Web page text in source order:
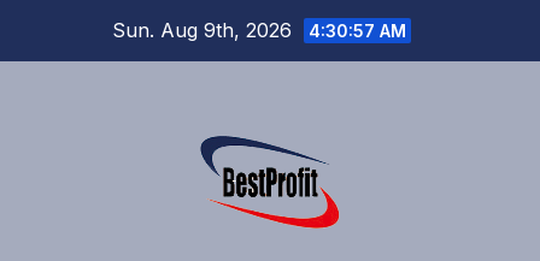
Sun. Aug 9th, 2026 4:30:58 AM